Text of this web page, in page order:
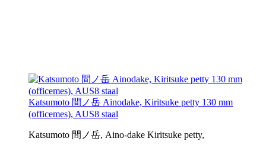
Katsumoto 間ノ岳 Ainodake, Kiritsuke petty 130 mm
(officemes), AUS8 staal
Katsumoto 間ノ岳, Aino-dake Kiritsuke petty,